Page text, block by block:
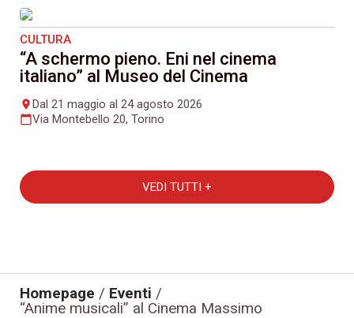
CULTURA
“A schermo pieno. Eni nel cinema
italiano” al Museo del Cinema
placeDal 21 maggio al 24 agosto 2026
calendar_todayVia Montebello 20, Torino
VEDI TUTTI +
Homepage / Eventi /
“Anime musicali” al Cinema Massimo